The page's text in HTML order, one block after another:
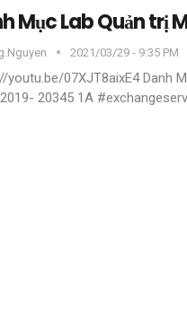
Mục Lab Quản trị
2021/03/29 - 9:35 PM
youtu.be/07XJT8aixE4Danh
20345 1A